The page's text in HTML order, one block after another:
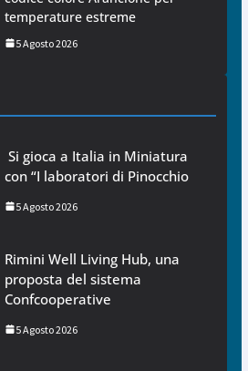
temperature estreme
5 Agosto 2026
Si gioca a Italia in Miniatura
con “I laboratori di Pinocchio
5 Agosto 2026
Rimini Well Living Hub, una
proposta del sistema
Confcooperative
5 Agosto 2026